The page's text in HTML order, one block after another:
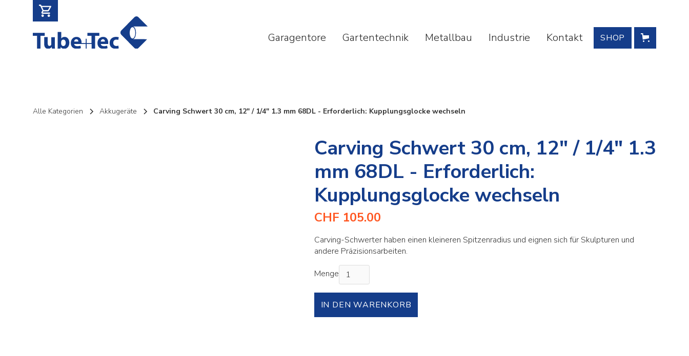
Garagentore Gartentechnik Metallbau Industrie Kontakt SHOP
Alle Kategorien Akkugeräte Carving Schwert 30 cm, 12" / 1/4" 1.3 mm 68DL - Erforderlich: Kupplungsglocke wechseln
Carving Schwert 30 cm, 12" / 1/4" 1.3
mm 68DL - Erforderlich:
Kupplungsglocke wechseln
CHF 105.00
Carving-Schwerter haben einen kleineren Spitzenradius und eignen sich für Skulpturen und
andere Präzisionsarbeiten.
Menge